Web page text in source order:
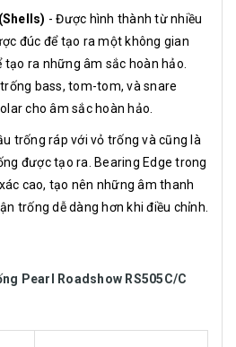
- Được hình thành từ nhiều
đúc để tạo ra một không gian
ra những âm sắc hoàn hảo.
bass, tom-tom, và snare
cho âm sắc hoàn hảo.
trống ráp với vỏ trống và cũng là
được tạo ra. Bearing Edge trong
cao, tạo nên những âm thanh
trống dễ dàng hơn khi điều chỉnh.
Pearl Roadshow RS505C/C